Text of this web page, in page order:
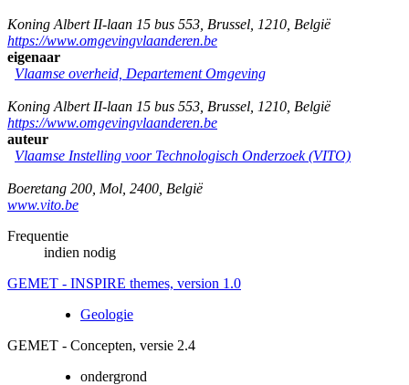
Koning Albert II-laan 15 bus 553 Brussel 1210 België
https://www.omgevingvlaanderen.be
eigenaar
Vlaamse overheid, Departement Omgeving
Koning Albert II-laan 15 bus 553 Brussel 1210 België
https://www.omgevingvlaanderen.be
auteur
Vlaamse Instelling voor Technologisch Onderzoek (VITO)
Boeretang 200 Mol 2400 België
www.vito.be
Frequentie
indien nodig
GEMET - INSPIRE themes, version 1.0
Geologie
GEMET - Concepten, versie 2.4
ondergrond